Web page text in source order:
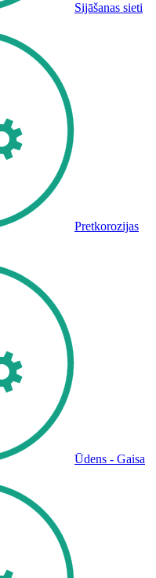
Sijāšanas sieti
Pretkorozijas
Ūdens - Gaisa